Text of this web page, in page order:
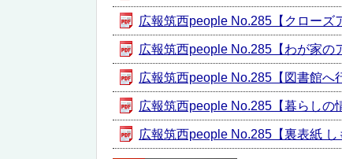
広報筑西people No.285【クローズ
広報筑西people No.285【わが家の
広報筑西people No.285【図書館へ
広報筑西people No.285【暮らしの
広報筑西people No.285【裏表紙